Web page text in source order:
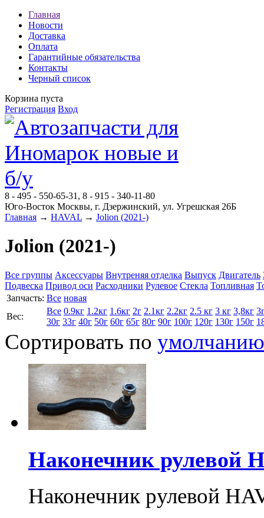
Главная
Новости
Доставка
Оплата
Гарантийные обязательства
Контакты
Черный список
Корзина пуста
Регистрация Вход
8 - 495 - 550-65-31, 8 - 915 - 340-11-80
Юго-Восток Москвы, г. Дзержинский, ул. Угрешская 26Б
Главная → HAVAL → Jolion (2021-)
Jolion (2021-)
Все группы Аксессуары Внутреняя отделка Выпуск Двигатель
Подвеска Привод оси Расходники Рулевое Стекла Топливная
Запчасть: Все новая
Вес:
Все 0.9кг 1.2кг 1.6кг 2г 2.1кг 2.2кг 2.5 кг 3 кг 3,8кг
30г 33г 40г 50г 60г 65г 80г 90г 100г 120г 130г 150г
Сортировать по умолчанию
Наконечник рулевой
Наконечник рулевой